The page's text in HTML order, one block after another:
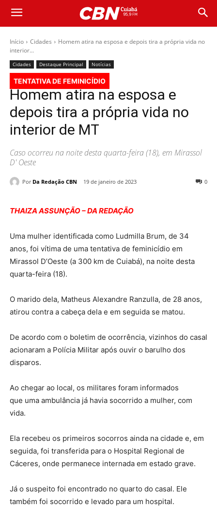
Início Cidades
Homem atira na esposa e depois tira a própria vida no
interior...
Cidades Destaque Principal Notícias
TENTATIVA DE FEMINICÍDIO
Homem atira na esposa e
depois tira a própria vida no
interior de MT
Caso ocorreu na noite desta quarta-feira (18), em Mirassol
D' Oeste
Por Da Redação CBN 19 de janeiro de 2023 0
THAIZA ASSUNÇÃO – DA REDAÇÃO
Uma mulher identificada como Ludmilla Brum, de 34
anos, foi vítima de uma tentativa de feminicídio em
Mirassol D’Oeste (a 300 km de Cuiabá), na noite desta
quarta-feira (18).
O marido dela, Matheus Alexandre Ranzulla, de 28 anos,
atirou contra a cabeça dela e em seguida se matou.
De acordo com o boletim de ocorrência, vizinhos do casal
acionaram a Polícia Militar após ouvir o barulho dos
disparos.
Ao chegar ao local, os militares foram informados
que uma ambulância já havia socorrido a mulher, com
vida.
Ela recebeu os primeiros socorros ainda na cidade e, em
seguida, foi transferida para o Hospital Regional de
Cáceres, onde permanece internada em estado grave.
Já o suspeito foi encontrado no quarto do casal. Ele
também foi socorrido e levado para um hospital.